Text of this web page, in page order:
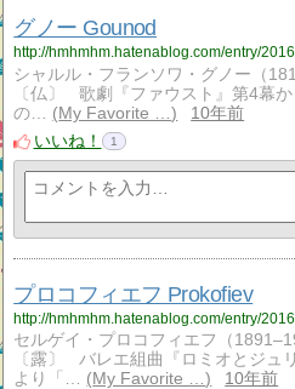
グノー Gounod
シャルル・フランソワ・グノー（
〔仏〕 歌劇『ファウスト』第4幕
の…
My Favorite …
10年前
いいね！
1
プロコフィエフ Prokofiev
セルゲイ・プロコフィエフ（
〔露〕 バレエ組曲『ロミオとジュ
より「…
My Favorite …
10年前